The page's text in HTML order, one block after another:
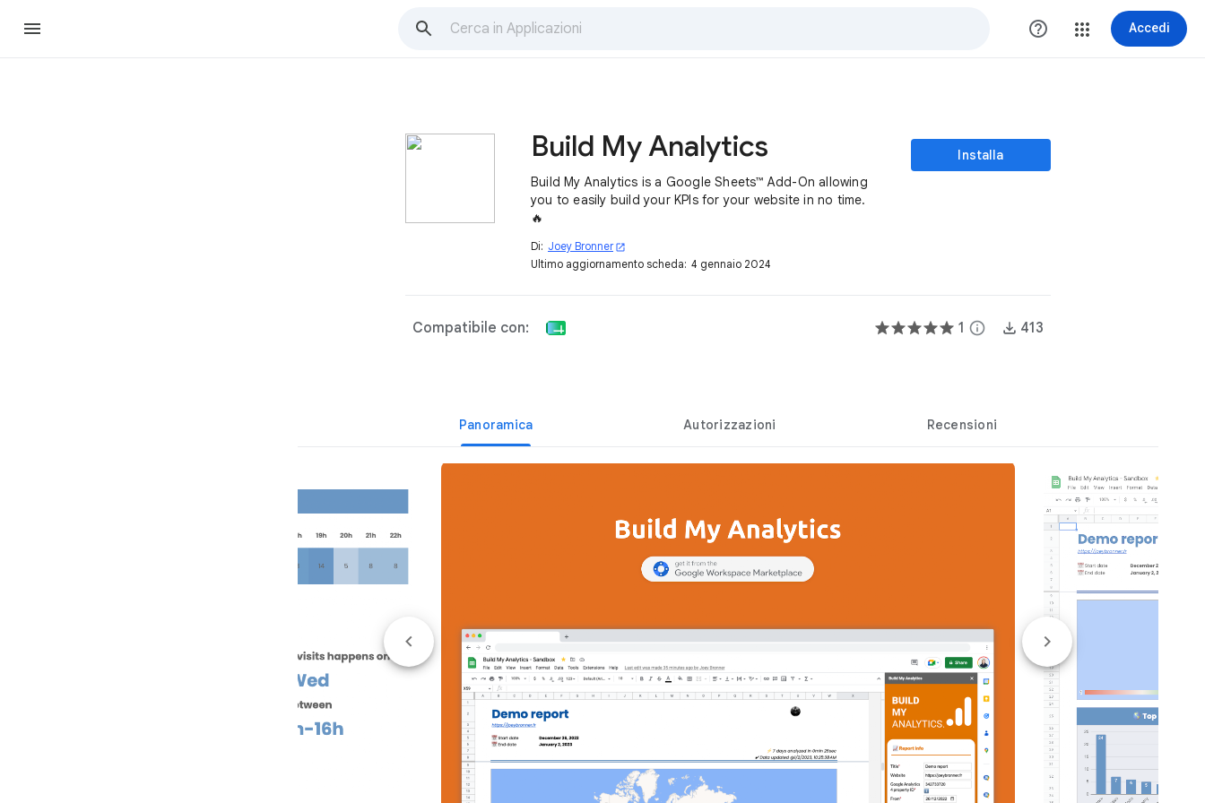
help_outline Accedi
Build My Analytics
Build My Analytics is a Google Sheets™ Add-On allowing
you to easily build your KPIs for your website in no time.
🔥
Di: Joey Bronner open_in_new
Ultimo aggiornamento scheda: 4 gennaio 2024
Installa
Compatibile con: 1 info 413
Panoramica Autorizzazioni Recensioni